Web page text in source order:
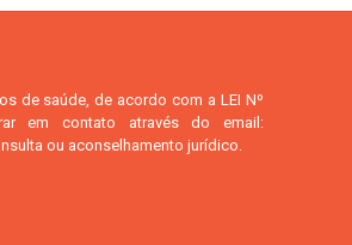
de saúde, de acordo com a LEI Nº
em contato através do email:
ou aconselhamento jurídico.